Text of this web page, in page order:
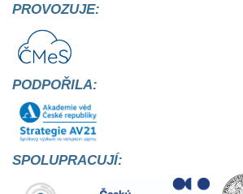
PROVOZUJE:
PODPOŘILA:
SPOLUPRACUJÍ: